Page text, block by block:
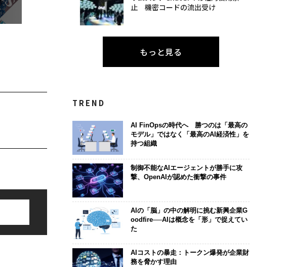
止 機密コードの流出受け
もっと見る
TREND
AI FinOpsの時代へ 勝つのは「最高の
モデル」ではなく「最高のAI経済性」を
持つ組織
制御不能なAIエージェントが勝手に攻
撃、OpenAIが認めた衝撃の事件
AIの「脳」の中の解明に挑む新興企業G
oodfire──AIは概念を「形」で捉えてい
た
AIコストの暴走：トークン爆発が企業財
務を脅かす理由